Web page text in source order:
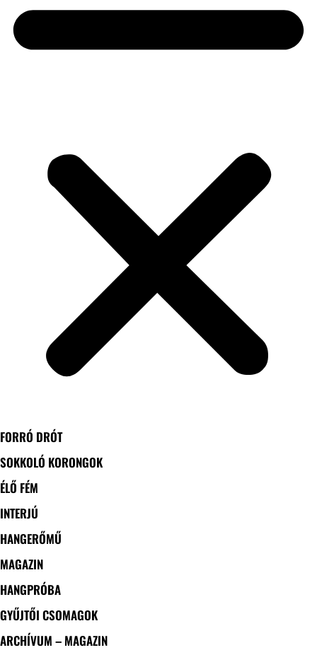
FORRÓ DRÓT
SOKKOLÓ KORONGOK
ÉLŐ FÉM
INTERJÚ
HANGERŐMŰ
MAGAZIN
HANGPRÓBA
GYŰJTŐI CSOMAGOK
ARCHÍVUM – MAGAZIN